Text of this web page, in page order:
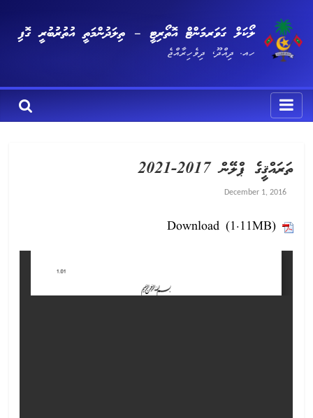
ލޯކަލް ގަވަރމަންޓް އޮތޯރިޓީ – ތިލަދުންމަތީ އުތުރުބުރީ ގޮފި
ހއ. ދިއްދޫ، ދިވެހިރާއްޖެ
ތަރައްޤީގެ ޕްލޭން 2017-2021
December 1, 2016
Download (1.11MB)